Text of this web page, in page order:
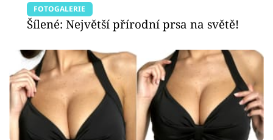
FOTOGALERIE
Šílené: Největší přírodní prsa na světě!